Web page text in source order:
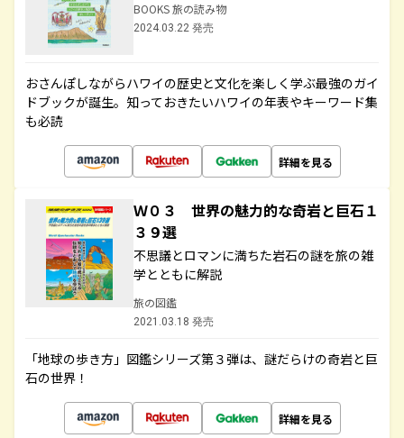
BOOKS 旅の読み物
2024.03.22 発売
おさんぽしながらハワイの歴史と文化を楽しく学ぶ最強のガイ
ドブックが誕生。知っておきたいハワイの年表やキーワード集
も必読
詳細を見る
Ｗ０３ 世界の魅力的な奇岩と巨石１
３９選
不思議とロマンに満ちた岩石の謎を旅の雑
学とともに解説
旅の図鑑
2021.03.18 発売
「地球の歩き方」図鑑シリーズ第３弾は、謎だらけの奇岩と巨
石の世界！
詳細を見る